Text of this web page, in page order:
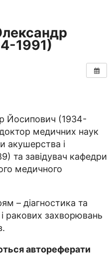
1991)
Йосипович (1934-
медичних наук
акушерства і
та завідувач кафедри
медичного
– діагностика та
ракових захворювань
автореферати